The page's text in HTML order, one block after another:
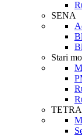
SENA
Stari
TETRA